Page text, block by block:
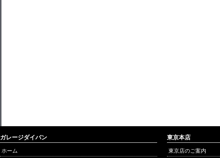
ガレージダイバン
ホーム
東京本店
東京店のご案内